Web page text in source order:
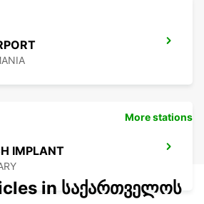
IMPLANT
More stations
in საქართველოს